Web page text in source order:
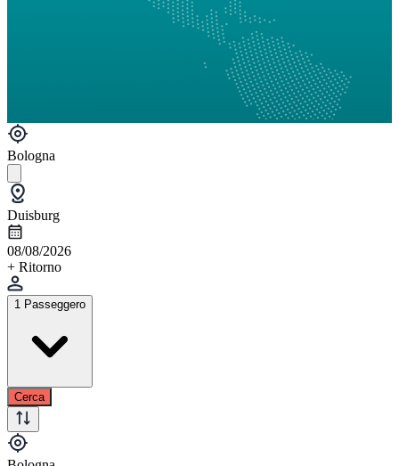
Bologna
Duisburg
08/08/2026
+ Ritorno
1 Passeggero
Cerca